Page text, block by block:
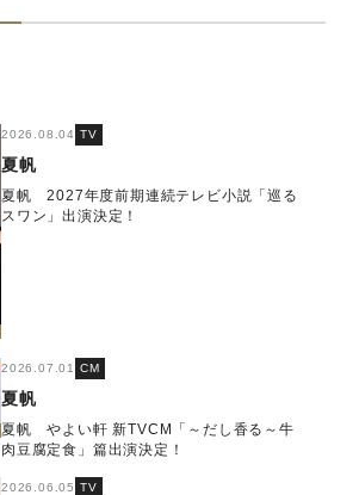
2026.08.04 TV
夏帆
夏帆 2027年度前期連続テレビ小説「巡る
スワン」出演決定！
2026.07.01 CM
夏帆
夏帆 やよい軒 新TVCM「～だし香る～牛
肉豆腐定食」篇出演決定！
2026.06.05 TV